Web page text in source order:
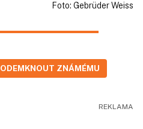
Foto: Gebrüder Weiss
ODEMKNOUT ZNÁMÉMU